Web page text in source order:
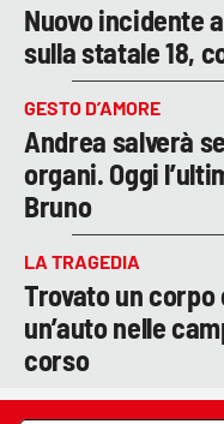
Nuovo incidente
sulla statale 18,
GESTO D’AMORE
Andrea salverà
organi. Oggi
Bruno
LA TRAGEDIA
Trovato un corpo
un’auto nelle
corso